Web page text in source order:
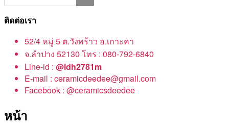
ติดต่อเรา
52/4 หมู่ 5 ต.วังพร้าว อ.เกาะคา
จ.ลำปาง 52130 โทร : 080-792-6840
Line-id : @idh2781m
E-mail : ceramicdeedee@gmail.com
Facebook : @ceramicsdeedee
หน้า